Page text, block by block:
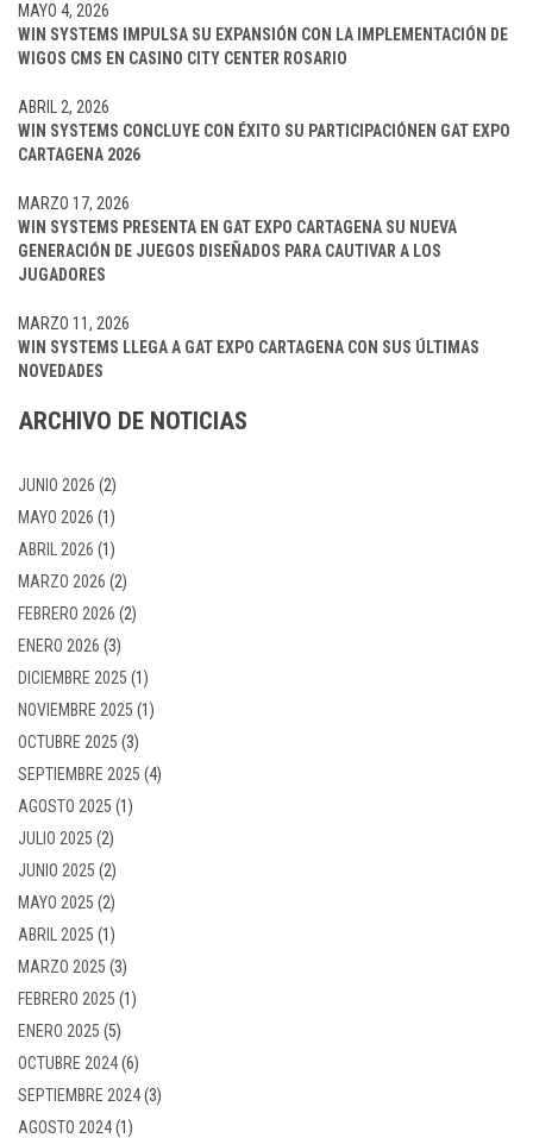
WIN SYSTEMS IMPULSA SU EXPANSIÓN CON LA IMPLEMENTACIÓN DE
WIGOS CMS EN CASINO CITY CENTER ROSARIO
MAYO 4, 2026
WIN SYSTEMS CONCLUYE CON ÉXITO SU PARTICIPACIÓNEN GAT EXPO
CARTAGENA 2026
ABRIL 2, 2026
WIN SYSTEMS PRESENTA EN GAT EXPO CARTAGENA SU NUEVA
GENERACIÓN DE JUEGOS DISEÑADOS PARA CAUTIVAR A LOS
JUGADORES
MARZO 17, 2026
WIN SYSTEMS LLEGA A GAT EXPO CARTAGENA CON SUS ÚLTIMAS
NOVEDADES
MARZO 11, 2026
ARCHIVO DE NOTICIAS
JUNIO 2026 (2)
MAYO 2026 (1)
ABRIL 2026 (1)
MARZO 2026 (2)
FEBRERO 2026 (2)
ENERO 2026 (3)
DICIEMBRE 2025 (1)
NOVIEMBRE 2025 (1)
OCTUBRE 2025 (3)
SEPTIEMBRE 2025 (4)
AGOSTO 2025 (1)
JULIO 2025 (2)
JUNIO 2025 (2)
MAYO 2025 (2)
ABRIL 2025 (1)
MARZO 2025 (3)
FEBRERO 2025 (1)
ENERO 2025 (5)
OCTUBRE 2024(6)
SEPTIEMBRE 2024(3)
AGOSTO 2024(1)